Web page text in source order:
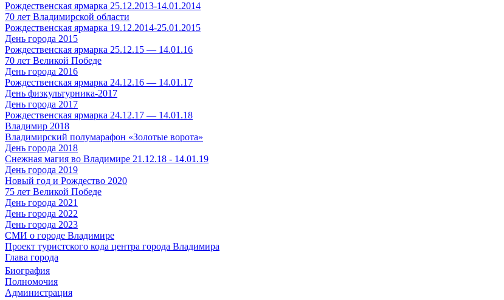
Рождественская ярмарка 25.12.2013-14.01.2014
70 лет Владимирской области
Рождественская ярмарка 19.12.2014-25.01.2015
День города 2015
Рождественская ярмарка 25.12.15 — 14.01.16
70 лет Великой Победе
День города 2016
Рождественская ярмарка 24.12.16 — 14.01.17
День физкультурника-2017
День города 2017
Рождественская ярмарка 24.12.17 — 14.01.18
Владимир 2018
Владимирский полумарафон «Золотые ворота»
День города 2018
Снежная магия во Владимире 21.12.18 - 14.01.19
День города 2019
Новый год и Рождество 2020
75 лет Великой Победе
День города 2021
День города 2022
День города 2023
СМИ о городе Владимире
Проект туристского кода центра города Владимира
Глава города
Биография
Полномочия
Администрация